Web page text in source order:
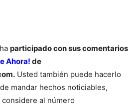
participado con sus comentarios
Ahora! de
Usted también puede hacerlo
mandar hechos noticiables,
al número